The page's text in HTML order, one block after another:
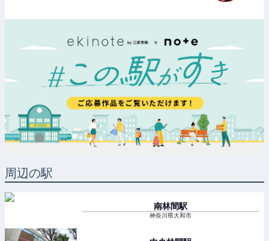
周辺の駅
南林間駅
神奈川県大和市